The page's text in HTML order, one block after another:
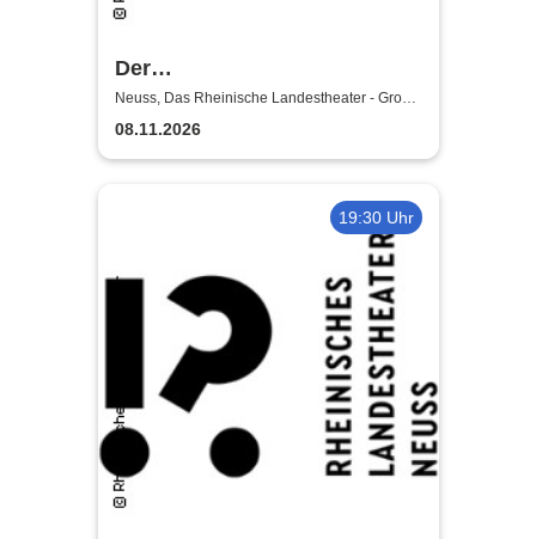
Der
satanarchäolügenialkohöllische
Wunschpunsch - Rheinisches
Landestheater Neuss
Neuss, Das Rheinische Landestheater - Große
Bühne
08.11.2026
19:30 Uhr